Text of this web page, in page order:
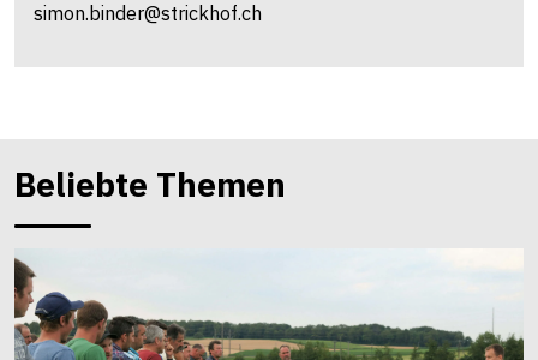
simon.binder@strickhof.ch
Beliebte Themen